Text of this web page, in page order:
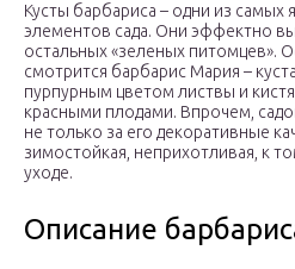
Кусты барбариса – одни из самых
элементов сада. Они эффектно
остальных «зеленых питомцев».
смотрится барбарис Мария –
пурпурным цветом листвы и
красными плодами. Впрочем,
не только за его декоративные
зимостойкая, неприхотливая, к
уходе.
Описание